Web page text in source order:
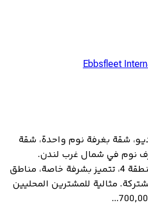
Ebbsfleet
شقة بغرفة نوم واحدة، شقة
نوم في شمال غرب لندن.
العقارات قيد الإنشاء في المنطقة 4، تتميز بشرفة خاصة، مناطق
مثالية للمشترين المحليين